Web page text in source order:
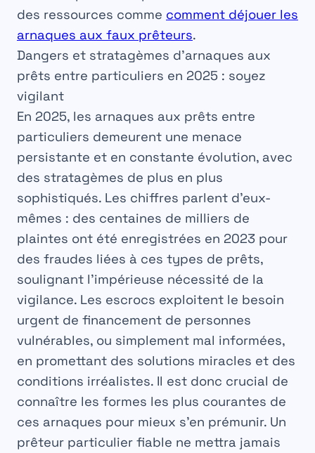
des ressources comme comment déjouer les
arnaques aux faux prêteurs.
Dangers et stratagèmes d’arnaques aux
prêts entre particuliers en 2025 : soyez
vigilant
En 2025, les arnaques aux prêts entre
particuliers demeurent une menace
persistante et en constante évolution, avec
des stratagèmes de plus en plus
sophistiqués. Les chiffres parlent d’eux-
mêmes : des centaines de milliers de
plaintes ont été enregistrées en 2023 pour
des fraudes liées à ces types de prêts,
soulignant l’impérieuse nécessité de la
vigilance. Les escrocs exploitent le besoin
urgent de financement de personnes
vulnérables, ou simplement mal informées,
en promettant des solutions miracles et des
conditions irréalistes. Il est donc crucial de
connaître les formes les plus courantes de
ces arnaques pour mieux s’en prémunir. Un
prêteur particulier fiable ne mettra jamais